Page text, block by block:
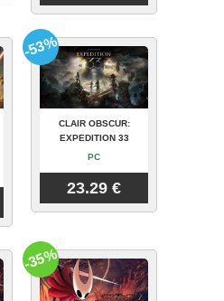
CLAIR OBSCUR:
EXPEDITION 33
PC
23.29 €
-53%
-35%